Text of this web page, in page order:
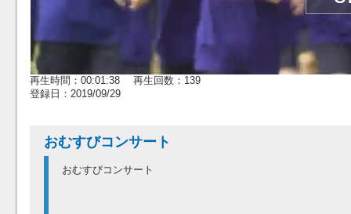
再生時間：00:01:38 再生回数：139
登録日：2019/09/29
おむすびコンサート
おむすびコンサート